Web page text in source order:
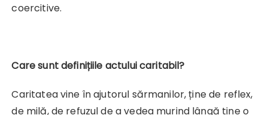
coercitive.
Care sunt definițiile actului caritabil?
Caritatea vine în ajutorul sărmanilor, ține de reflex,
de milă, de refuzul de a vedea murind lângă tine o